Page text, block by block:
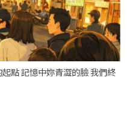
點 記憶中妳青澀的臉 我們終